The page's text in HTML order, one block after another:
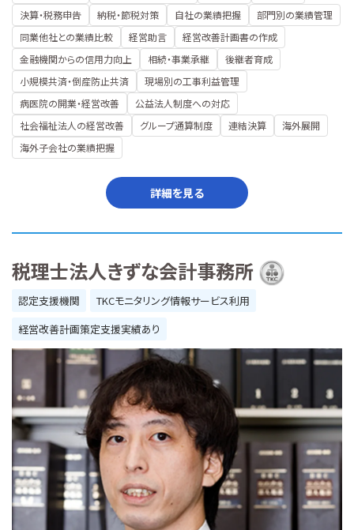
決算・税務申告
納税・節税対策 自社の業績把握
部門別の業績管理
同業他社との業績比較
経営助言
経営改善計画書の作成
金融機関からの信用力向上
相続・事業承継
後継者育成
小規模共済・倒産防止共済
現場別の工事利益管理
病医院の開業・経営改善
公益法人制度への対応
社会福祉法人の経営改善
グループ通算制度 連結決算
海外展開
海外子会社の業績把握
詳細を見る
税理士法人きずな会計事務所
認定支援機関
TKCモニタリング情報サービス利用
経営改善計画策定支援実績あり